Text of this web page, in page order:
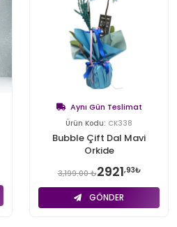
Aynı Gün Teslimat
Ürün Kodu: CK338
Bubble Çift Dal Mavi
Orkide
3,199.00 ₺2921,93₺
GÖNDER